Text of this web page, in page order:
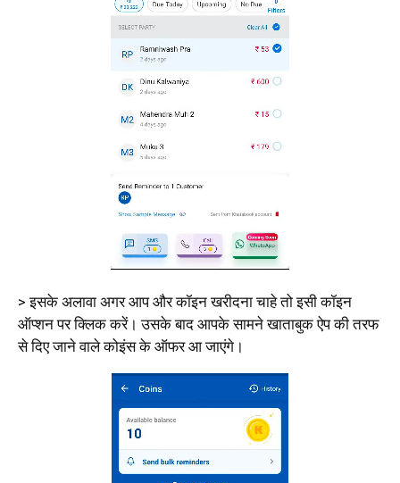
> इसके अलावा अगर आप और कॉइन खरीदना चाहे तो इसी कॉइन
ऑप्शन पर क्लिक करें। उसके बाद आपके सामने खाताबुक ऐप की तरफ
से दिए जाने वाले कोइंस के ऑफर आ जाएंगे।